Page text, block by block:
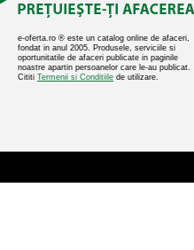
e-oferta.ro ® este un catalog online de afaceri,
fondat in anul 2005. Produsele, serviciile si
oportunitatile de afaceri publicate in paginile
noastre apartin persoanelor care le-au publicat.
Cititi Termenii si Conditiile de utilizare.